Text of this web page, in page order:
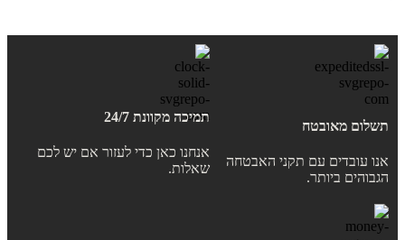
תשלום מאובטח
אנו עובדים עם תקני האבטחה
הגבוהים ביותר.
תמיכה מקוונת 24/7
אנחנו כאן כדי לעזור אם יש לכם
שאלות.